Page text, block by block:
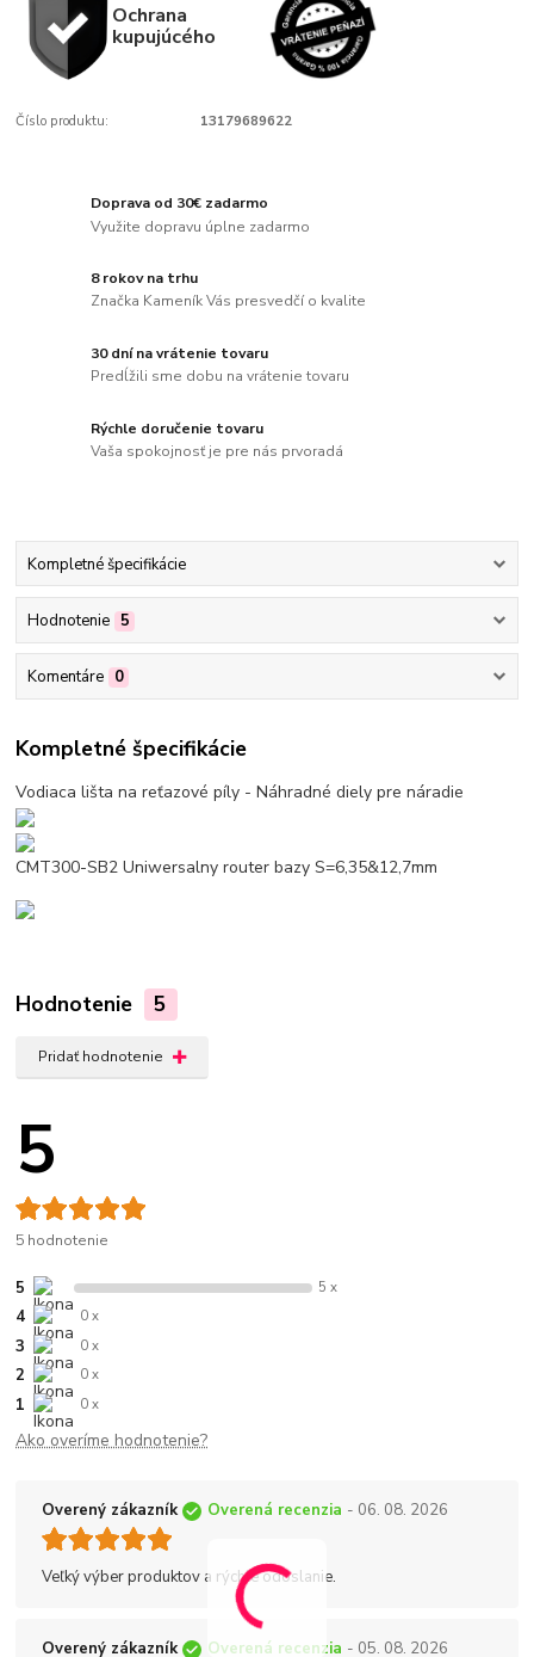
Ochrana
kupujúcého
Číslo produktu: 13179689622
Doprava od 30€ zadarmo
Využite dopravu úplne zadarmo
8 rokov na trhu
Značka Kameník Vás presvedčí o kvalite
30 dní na vrátenie tovaru
Predĺžili sme dobu na vrátenie tovaru
Rýchle doručenie tovaru
Vaša spokojnosť je pre nás prvoradá
Kompletné špecifikácie
Hodnotenie 5
Komentáre 0
Kompletné špecifikácie
Vodiaca lišta na reťazové píly - Náhradné diely pre náradie
CMT300-SB2 Uniwersalny router bazy S=6,35&12,7mm
Hodnotenie 5
Pridať hodnotenie
5
5 hodnotenie
5 5 x
4 0 x
3 0 x
2 0 x
1 0 x
Ako overíme hodnotenie?
Overený zákazník Overená recenzia - 06. 08. 2026
Veľký výber produktov a rýchle odoslanie.
Overený zákazník Overená recenzia - 05. 08. 2026